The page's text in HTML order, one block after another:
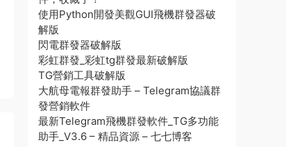
使用Python開發美觀GUI飛機群發器破
解版
閃電群發器破解版
彩虹群發_彩虹tg群發最新破解版
TG營銷工具破解版
大航母電報群發助手 – Telegram協議群
發營銷軟件
最新Telegram飛機群發軟件_TG多功能
助手_V3.6 – 精品資源 – 七七博客